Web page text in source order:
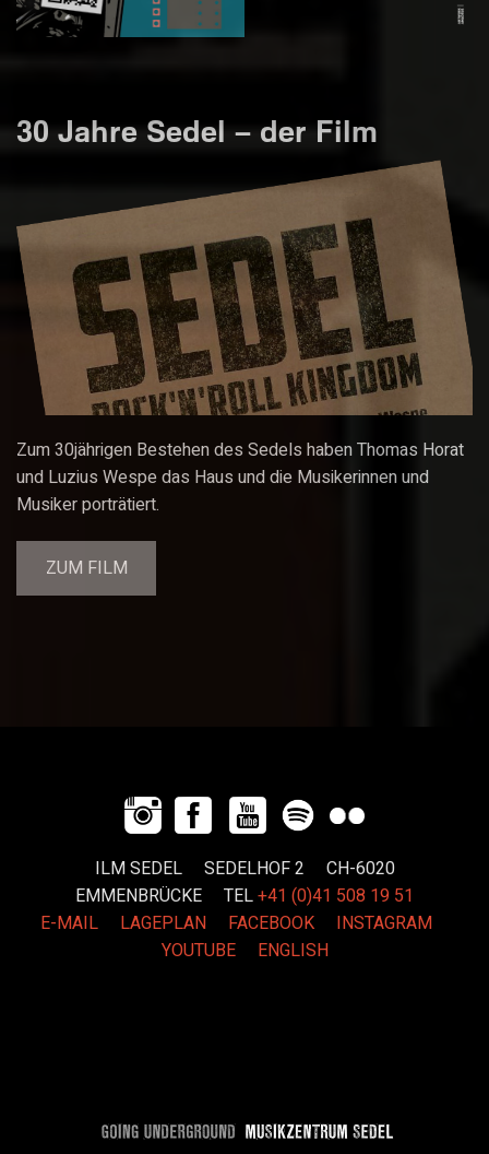
30 Jahre Sedel – der Film
Zum 30jährigen Bestehen des Sedels haben Thomas Horat
und Luzius Wespe das Haus und die Musikerinnen und
Musiker porträtiert.
ZUM FILM
ILM SEDEL SEDELHOF 2 CH-6020
EMMENBRÜCKE TEL+41 (0)41 508 19 51
E-MAIL
LAGEPLAN FACEBOOK
INSTAGRAM
YOUTUBE
ENGLISH